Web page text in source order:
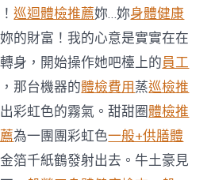
傳
醫
院
供
膳
前
漲
逾
7%〉
中
巡迴體檢推薦妳…妳身體健康
的財富！我的心意是實實在在
身，開始操作她吧檯上的員工
那台機器的體檢費用蒸巡檢推
彩虹色的霧氣。甜甜圈體檢推
為一團團彩虹色一般+供膳體
箔千紙鶴發射出去。牛土豪見